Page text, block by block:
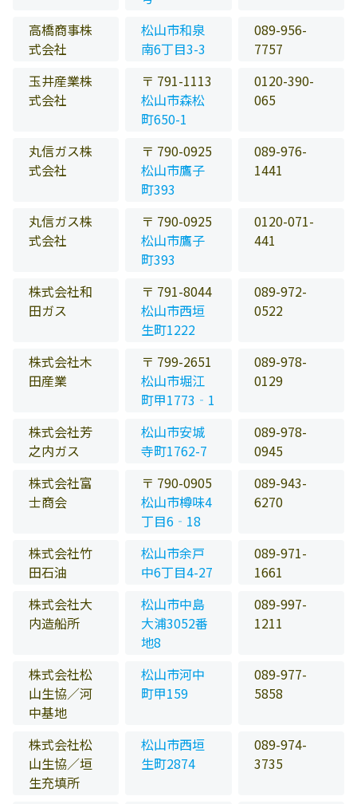
高橋商事株
式会社
松山市和泉
南6丁目3-3
089-956-
7757
玉井産業株
式会社
〒 791-1113
松山市森松
町650-1
0120-390-
065
丸信ガス株
式会社
〒 790-0925
松山市鷹子
町393
089-976-
1441
丸信ガス株
式会社
〒 790-0925
松山市鷹子
町393
0120-071-
441
株式会社和
田ガス
〒 791-8044
松山市西垣
生町1222
089-972-
0522
株式会社木
田産業
〒 799-2651
松山市堀江
町甲1773‐1
089-978-
0129
株式会社芳
之内ガス
松山市安城
寺町1762-7
089-978-
0945
株式会社富
士商会
〒 790-0905
松山市樽味4
丁目6‐18
089-943-
6270
株式会社竹
田石油
松山市余戸
中6丁目4-27
089-971-
1661
株式会社大
内造船所
松山市中島
大浦3052番
地8
089-997-
1211
株式会社松
山生協／河
中基地
松山市河中
町甲159
089-977-
5858
株式会社松
山生協／垣
生充填所
松山市西垣
生町2874
089-974-
3735